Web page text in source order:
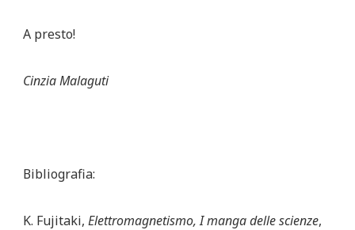
A presto!
Cinzia Malaguti
Bibliografia:
K. Fujitaki, Elettromagnetismo, I manga delle scienze,